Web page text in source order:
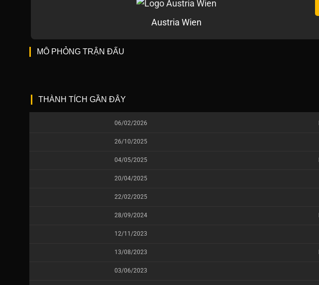
Austria Wien
MÔ PHỎNG TRẬN ĐẤU
THÀNH TÍCH GẦN ĐÂY
06/02/2026
26/10/2025
04/05/2025
20/04/2025
22/02/2025
28/09/2024
12/11/2023
13/08/2023
03/06/2023